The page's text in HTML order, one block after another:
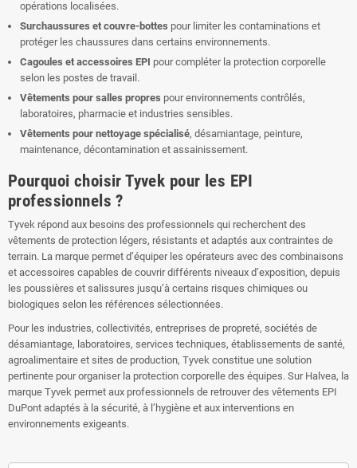
opérations localisées.
Surchaussures et couvre-bottes pour limiter les contaminations et
protéger les chaussures dans certains environnements.
Cagoules et accessoires EPI pour compléter la protection corporelle
selon les postes de travail.
Vêtements pour salles propres pour environnements contrôlés,
laboratoires, pharmacie et industries sensibles.
Vêtements pour nettoyage spécialisé, désamiantage, peinture,
maintenance, décontamination et assainissement.
Pourquoi choisir Tyvek pour les EPI
professionnels ?
Tyvek répond aux besoins des professionnels qui recherchent des
vêtements de protection légers, résistants et adaptés aux contraintes de
terrain. La marque permet d’équiper les opérateurs avec des combinaisons
et accessoires capables de couvrir différents niveaux d’exposition, depuis
les poussières et salissures jusqu’à certains risques chimiques ou
biologiques selon les références sélectionnées.
Pour les industries, collectivités, entreprises de propreté, sociétés de
désamiantage, laboratoires, services techniques, établissements de santé,
agroalimentaire et sites de production, Tyvek constitue une solution
pertinente pour organiser la protection corporelle des équipes. Sur Halvea, la
marque Tyvek permet aux professionnels de retrouver des vêtements EPI
DuPont adaptés à la sécurité, à l’hygiène et aux interventions en
environnements exigeants.